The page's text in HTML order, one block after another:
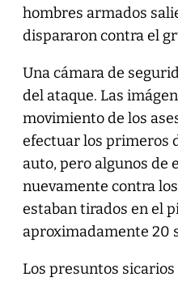
hombres armados
dispararon contra el
Una cámara de
del ataque. Las
movimiento de los
efectuar los primeros
auto, pero algunos de
nuevamente contra
estaban tirados en el
aproximadamente 20
Los presuntos